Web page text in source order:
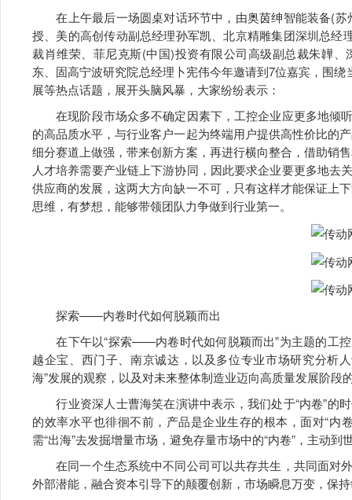
在上午最后一场圆桌对话环节中，由奥茵绅智能装备(苏
授、美的高创传动副总经理孙军凯、北京精雕集团深圳总
裁肖维荣、菲尼克斯(中国)投资有限公司高级副总裁朱韡
东、固高宁波研究院总经理卜宪伟今年邀请到7位嘉宾，围
展等热点话题，展开头脑风暴，大家纷纷表示：
在现阶段市场众多不确定因素下，工控企业应更多地倾
的高品质水平，与行业客户一起为终端用户提供高性价比的
细分赛道上做强，带来创新方案，再进行横向整合，借助销
人才培养需要产业链上下游协同，因此要求企业要更多地
供应商的发展，这两大方向缺一不可，只有这样才能保证上
思维，有梦想，能够带领团队力争做到行业第一。
探索——内卷时代如何脱颖而出
在下午以“探索——内卷时代如何脱颖而出”为主题的工控
越企宝、西门子、南京诚达，以及多位专业市场研究分析
海”发展的观察，以及对未来整体制造业迈向高质量发展阶段
行业资深人士曹海笑在演讲中表示，我们处于“内卷”的
的效率水平也徘徊不前，产品是企业生存的根本，面对“内
需“出海”去发掘增量市场，避免存量市场中的“内卷”，主动到
在同一个生态系统中不同公司可以共存共生，共同面对
外部潜能，融合资本引导下的颠覆创新，市场瞬息万变，保